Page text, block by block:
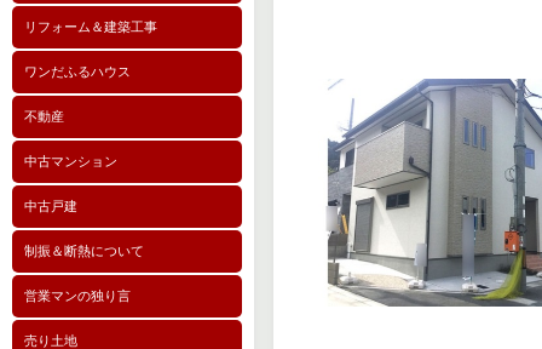
リフォーム＆建築工事
ワンだふるハウス
不動産
中古マンション
中古戸建
制振＆断熱について
営業マンの独り言
売り土地